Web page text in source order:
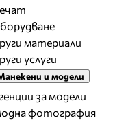
материали
услуги
и модели
за модели
фотография